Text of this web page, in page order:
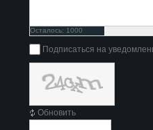
Осталось: 1000
символов
Подписаться на
Обновить